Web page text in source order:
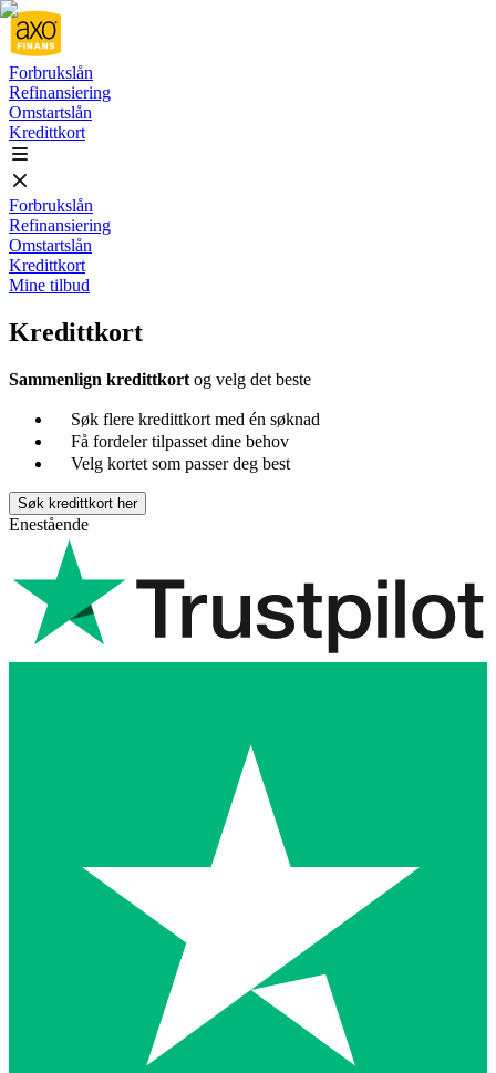
Forbrukslån
Refinansiering
Omstartslån
Kredittkort
Forbrukslån
Refinansiering
Omstartslån
Kredittkort
Mine tilbud
Kredittkort
Sammenlign kredittkort og velg det beste
Søk flere kredittkort med én søknad
Få fordeler tilpasset dine behov
Velg kortet som passer deg best
Søk kredittkort her
Enestående